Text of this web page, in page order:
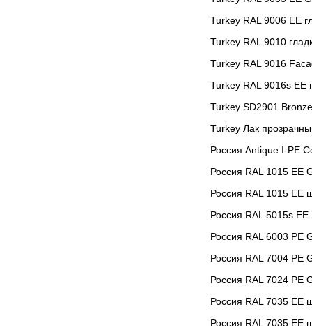
Turkey RAL 9006 EE
Turkey RAL 9010
Turkey RAL 9016
Turkey RAL 9016s EE
Turkey SD2901
Turkey Лак
Россия Antique I-PE
Россия RAL 1015 EE
Россия RAL 1015 EE
Россия RAL 5015s
Россия RAL 6003 РЕ
Россия RAL 7004 PE
Россия RAL 7024 РЕ
Россия RAL 7035 EE
Россия RAL 7035 EE